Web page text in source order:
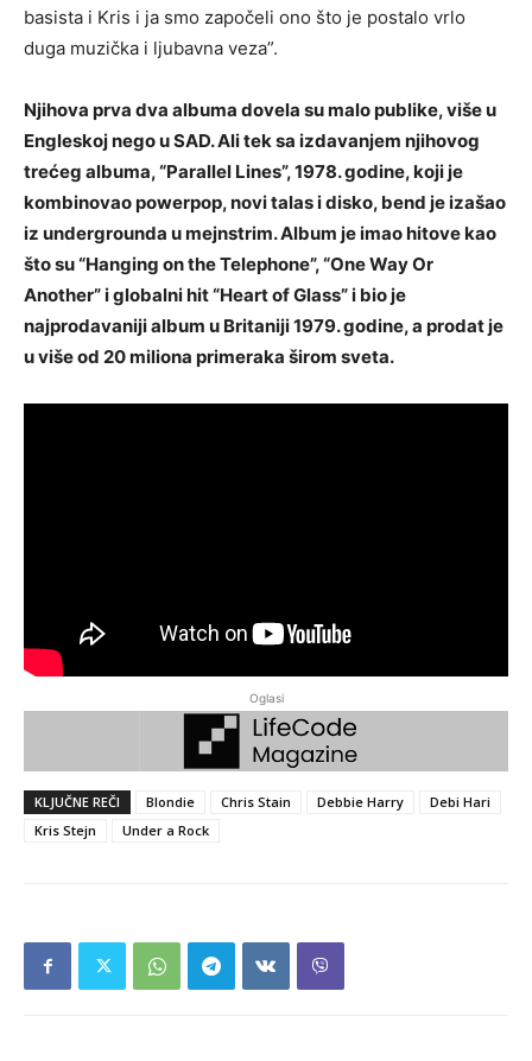
basista i Kris i ja smo započeli ono što je postalo vrlo
duga muzička i ljubavna veza”.
Njihova prva dva albuma dovela su malo publike, više u
Engleskoj nego u SAD. Ali tek sa izdavanjem njihovog
trećeg albuma, “Parallel Lines”, 1978. godine, koji je
kombinovao powerpop, novi talas i disko, bend je izašao
iz undergrounda u mejnstrim. Album je imao hitove kao
što su “Hanging on the Telephone”, “One Way Or
Another” i globalni hit “Heart of Glass” i bio je
najprodavaniji album u Britaniji 1979. godine, a prodat je
u više od 20 miliona primeraka širom sveta.
Oglasi
KLJUČNE REČI Blondie Chris Stain Debbie Harry
Debi Hari
Kris Stejn
Under a Rock